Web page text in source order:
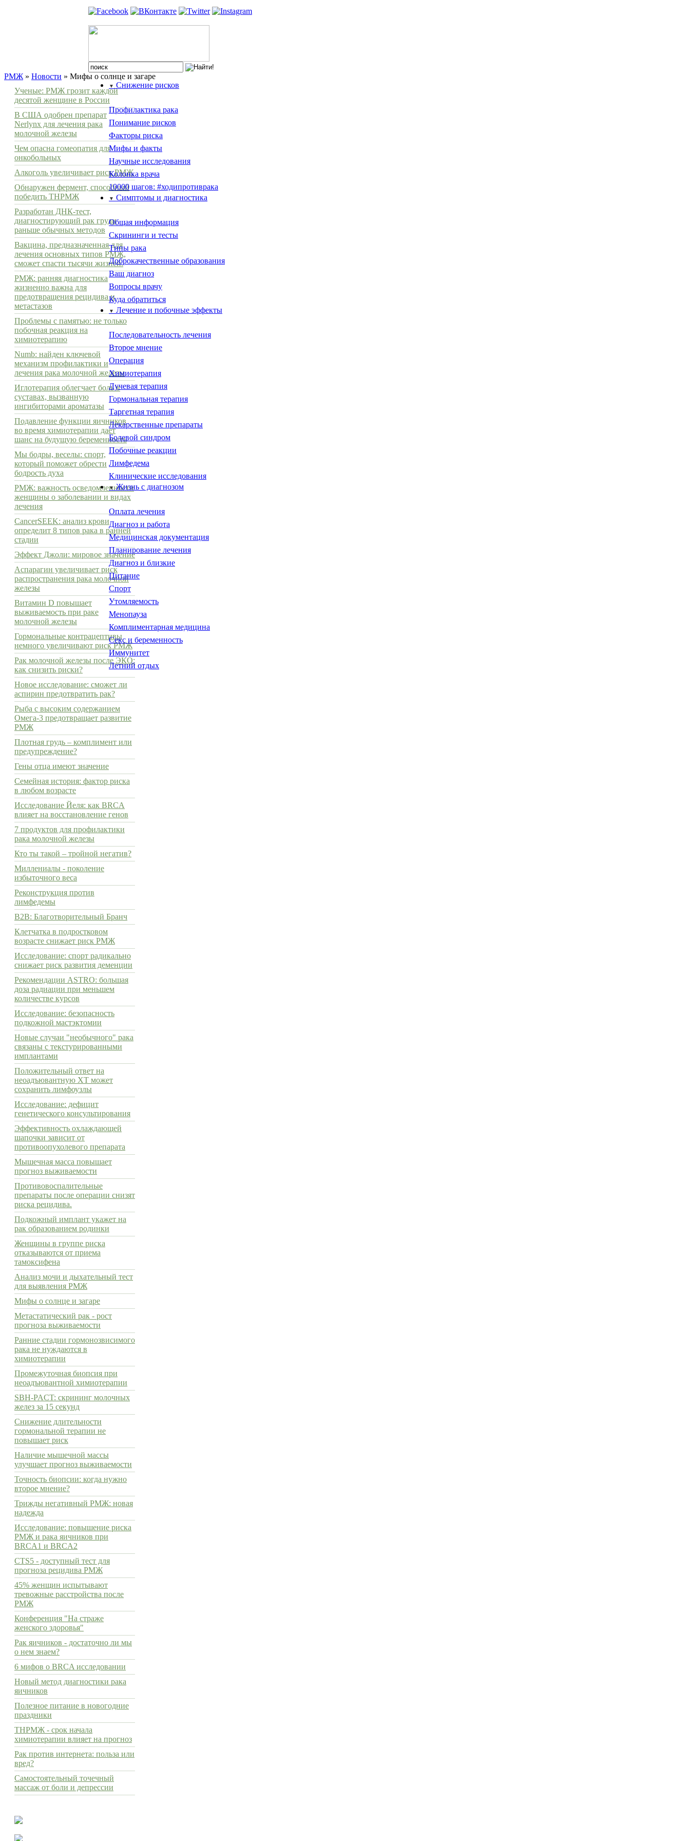
▼ Снижение рисков
Профилактика рака
Понимание рисков
Факторы риска
Мифы и факты
Научные исследования
Колонка врача
10000 шагов: #ходипротиврака
▼ Симптомы и диагностика
Общая информация
Скрининги и тесты
Типы рака
Доброкачественные образования
Ваш диагноз
Вопросы врачу
Куда обратиться
▼ Лечение и побочные эффекты
Последовательность лечения
Второе мнение
Операция
Химиотерапия
Лучевая терапия
Гормональная терапия
Таргетная терапия
Лекарственные препараты
Болевой синдром
Побочные реакции
Лимфедема
Клинические исследования
▼Жизнь с диагнозом
Оплата лечения
Диагноз и работа
Медицинская документация
Планирование лечения
Диагноз и близкие
Питание
Спорт
Утомляемость
Менопауза
Комплиментарная медицина
Секс и беременность
Иммунитет
Летний отдых
РМЖ » Новости » Мифы о солнце и загаре
Ученые: РМЖ грозит каждой
десятой женщине в России
В США одобрен препарат
Nerlynx для лечения рака
молочной железы
Чем опасна гомеопатия для
онкобольных
Алкоголь увеличивает риск РМЖ
Обнаружен фермент, способный
победить ТНРМЖ
Разработан ДНК-тест,
диагностирующий рак груди
раньше обычных методов
Вакцина, предназначенная для
лечения основных типов РМЖ,
сможет спасти тысячи жизней.
РМЖ: ранняя диагностика
жизненно важна для
предотвращения рецидива и
метастазов
Проблемы с памятью: не только
побочная реакция на
химиотерапию
Numb: найден ключевой
механизм профилактики и
лечения рака молочной железы
Иглотерапия облегчает боль в
суставах, вызванную
ингибиторами ароматазы
Подавление функции яичников
во время химиотерапии дает
шанс на будущую беременность
Мы бодры, веселы: спорт,
который поможет обрести
бодрость духа
РМЖ: важность осведомленности
женщины о заболевании и видах
лечения
CancerSEEK: анализ крови
определит 8 типов рака в ранней
стадии
Эффект Джоли: мировое значение
Аспарагин увеличивает риск
распространения рака молочной
железы
Витамин D повышает
выживаемость при раке
молочной железы
Гормональные контрацептивы
немного увеличивают риск РМЖ
Рак молочной железы после ЭКО:
как снизить риски?
Новое исследование: сможет ли
аспирин предотвратить рак?
Рыба с высоким содержанием
Омега-3 предотвращает развитие
РМЖ
Плотная грудь – комплимент или
предупреждение?
Гены отца имеют значение
Семейная история: фактор риска
в любом возрасте
Исследование Йеля: как BRCA
влияет на восстановление генов
7 продуктов для профилактики
рака молочной железы
Кто ты такой – тройной негатив?
Миллениалы - поколение
избыточного веса
Реконструкция против
лимфедемы
B2B: Благотворительный Бранч
Клетчатка в подростковом
возрасте снижает риск РМЖ
Исследование: спорт радикально
снижает риск развития деменции
Рекомендации ASTRO: большая
доза радиации при меньшем
количестве курсов
Исследование: безопасность
подкожной мастэктомии
Новые случаи "необычного" рака
связаны с текстурированными
имплантами
Положительный ответ на
неоадъювантную ХТ может
сохранить лимфоузлы
Исследование: дефицит
генетического консультирования
Эффективность охлаждающей
шапочки зависит от
противоопухолевого препарата
Мышечная масса повышает
прогноз выживаемости
Противовоспалительные
препараты после операции снизят
риска рецидива.
Подкожный имплант укажет на
рак образованием родинки
Женщины в группе риска
отказываются от приема
тамоксифена
Анализ мочи и дыхательный тест
для выявления РМЖ
Мифы о солнце и загаре
Метастатический рак - рост
прогноза выживаемости
Ранние стадии гормонозвисимого
рака не нуждаются в
химиотерапии
Промежуточная биопсия при
неоадъювантной химиотерапии
SBH-PACT: скрининг молочных
желез за 15 секунд
Снижение длительности
гормональной терапии не
повышает риск
Наличие мышечной массы
улучшает прогноз выживаемости
Точность биопсии: когда нужно
второе мнение?
Трижды негативный РМЖ: новая
надежда
Исследование: повышение риска
РМЖ и рака яичников при
BRCA1 и BRCA2
CTS5 - доступный тест для
прогноза рецидива РМЖ
45% женщин испытывают
тревожные расстройства после
РМЖ
Конференция "На страже
женского здоровья"
Рак яичников - достаточно ли мы
о нем знаем?
6 мифов о BRCA исследовании
Новый метод диагностики рака
яичников
Полезное питание в новогодние
праздники
ТНРМЖ - срок начала
химиотерапии влияет на прогноз
Рак против интернета: польза или
вред?
Самостоятельный точечный
массаж от боли и депрессии